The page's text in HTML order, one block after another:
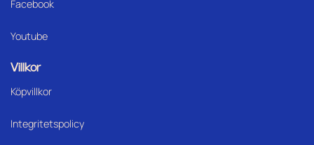
Facebook
Youtube
Villkor
Köpvillkor
Integritetspolicy